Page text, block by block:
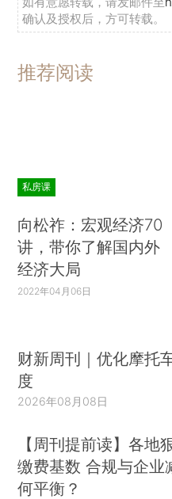
确认及授权后，方可转载。
推荐阅读
私房课
向松祚：宏观经济70
讲，带你了解国内外
经济大局
2022年04月06日
财新周刊｜优化摩托
度
2026年08月08日
【周刊提前读】各地
缴费基数 合规与企业
何平衡？